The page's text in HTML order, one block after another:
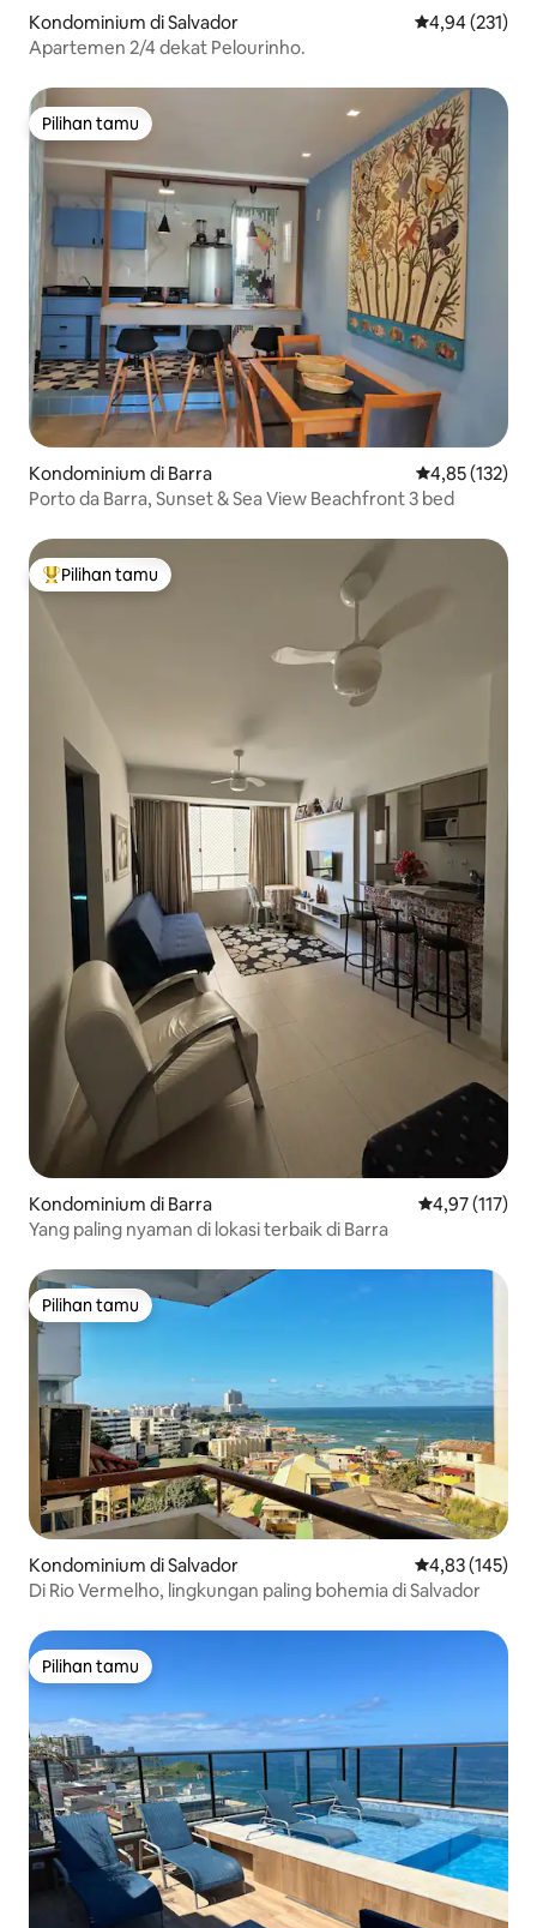
Kondominium di Salvador Nilai rata-rata
4,94 (231)
Apartemen 2/4 dekat Pelourinho.
Pilihan tamu
Pilihan tamu
Kondominium di Barra Nilai rata-rata
4,85 (132)
Porto da Barra, Sunset & Sea View Beachfront 3 bed
Pilihan tamu terpopuler
Pilihan tamu
Kondominium di Barra Nilai rata-rata
4,97 (117)
Yang paling nyaman di lokasi terbaik di Barra
Pilihan tamu
Pilihan tamu
Kondominium di Salvador Nilai rata-rata
4,83 (145)
Di Rio Vermelho, lingkungan paling bohemia di Salvador
Pilihan tamu
Pilihan tamu